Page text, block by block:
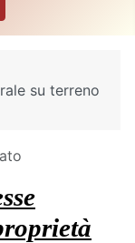
su terreno